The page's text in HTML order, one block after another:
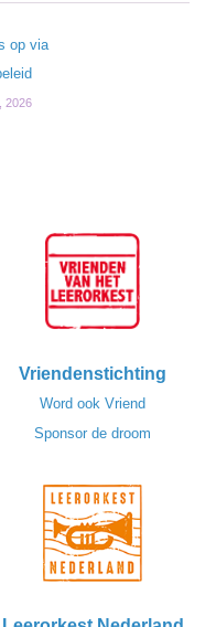
Vriendenstichting
Word ook Vriend
Sponsor de droom
op via
2026